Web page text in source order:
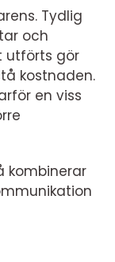
Tydlig
och
utförts gör
kostnaden.
en viss
kombinerar